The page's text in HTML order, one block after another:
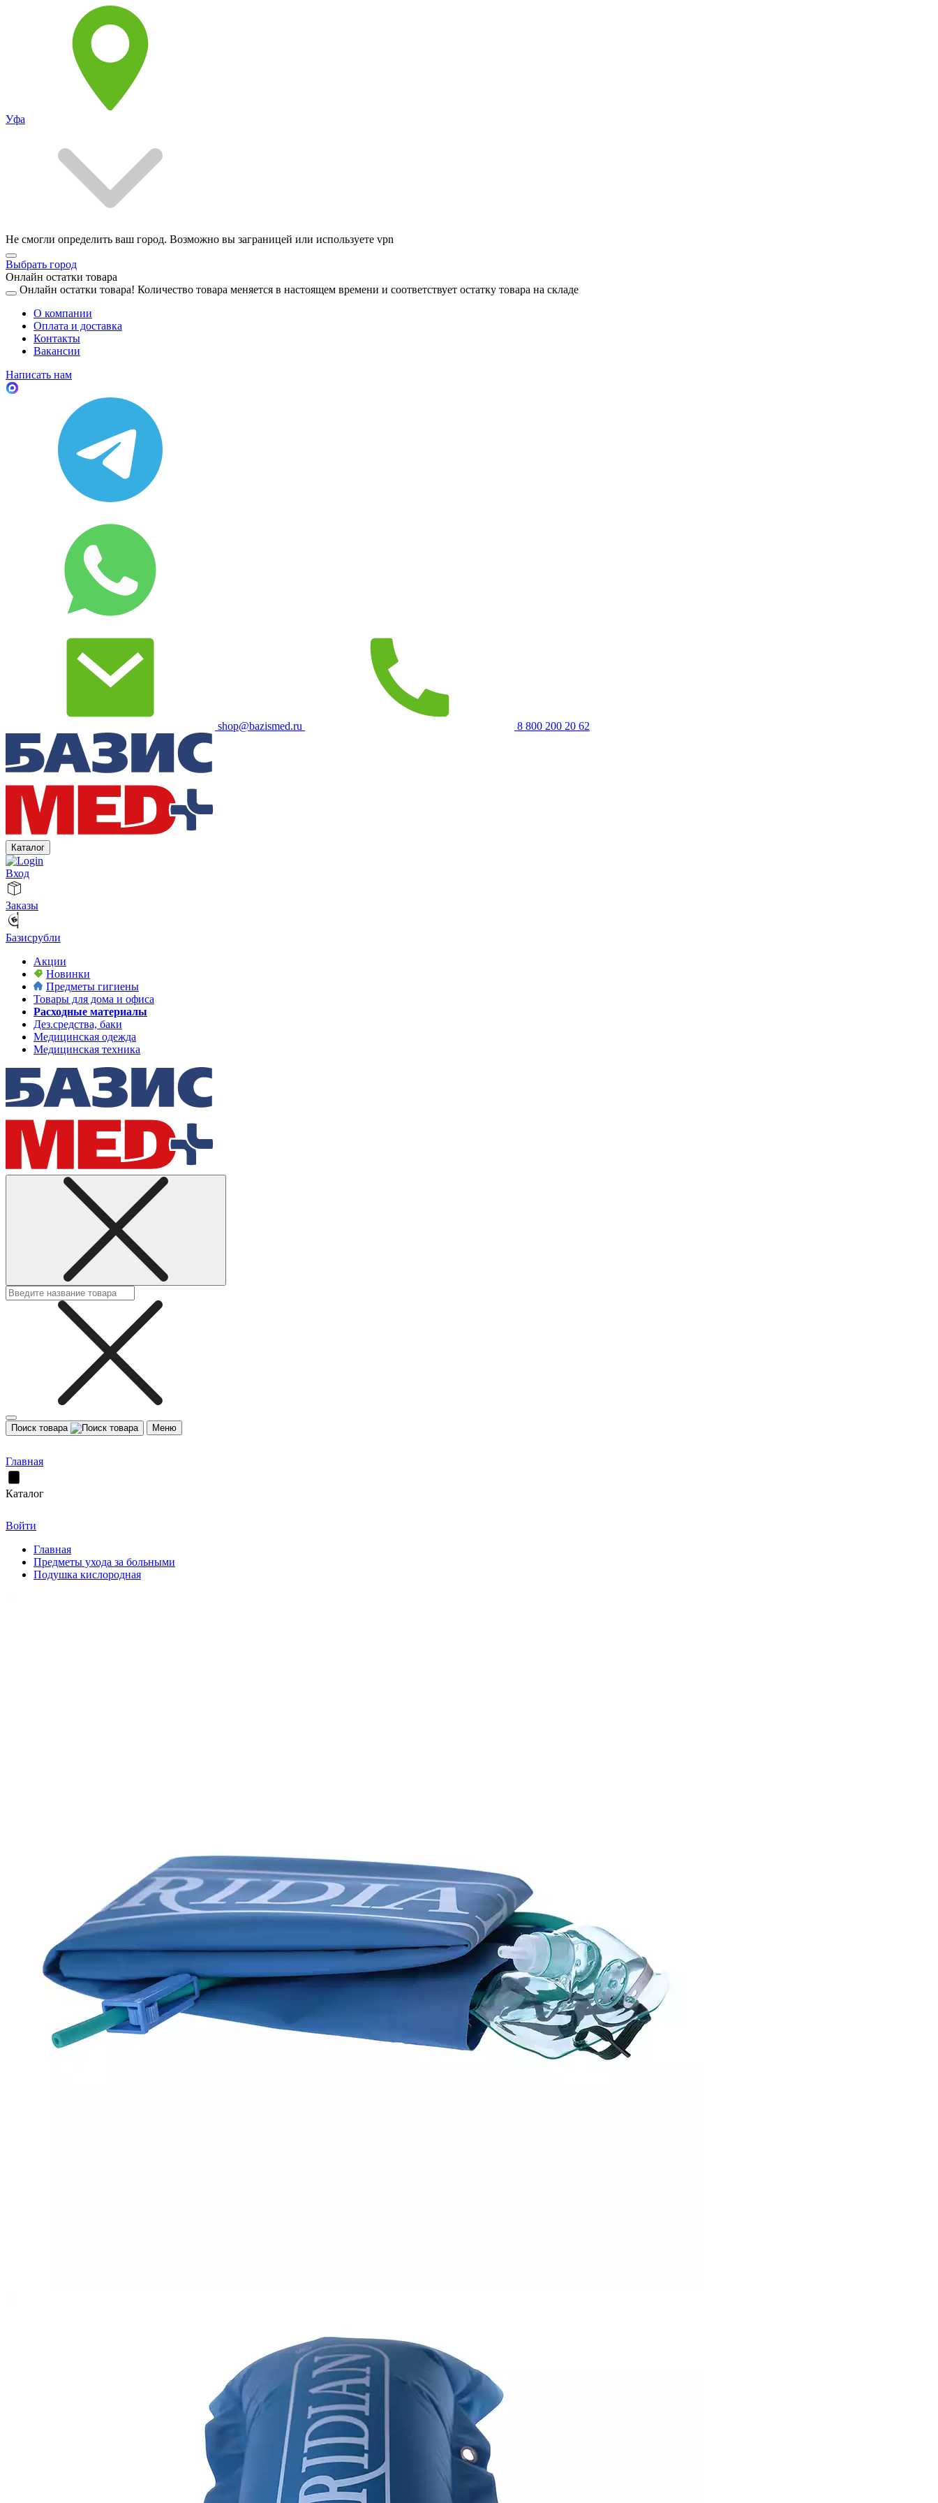
Уфа
Не смогли определить ваш город. Возможно вы заграницей или используете vpn
Выбрать город
Онлайн остатки товара
Онлайн остатки товара! Количество товара меняется в настоящем времени и соответствует остатку товара на складе
О компании
Оплата и доставка
Контакты
Вакансии
Написать нам
shop@bazismed.ru 8 800 200 20 62
Каталог
Вход
Заказы
Базисрубли
Акции
Новинки
Предметы гигиены
Товары для дома и офиса
Расходные материалы
Дез.средства, баки
Медицинская одежда
Медицинская техника
Поиск товара Меню
Главная
Каталог
Войти
Главная
Предметы ухода за больными
Подушка кислородная